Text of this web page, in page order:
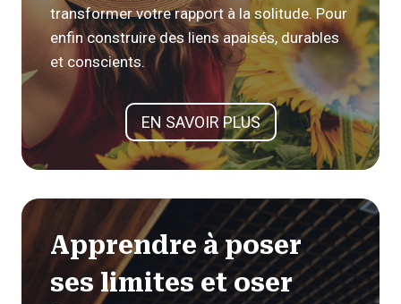
transformer votre rapport à la solitude. Pour
enfin construire des liens apaisés, durables
et conscients.
EN SAVOIR PLUS
Apprendre à poser
ses limiteset oser